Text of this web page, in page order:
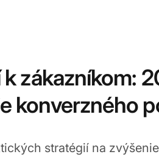
zákazníkom:
konverzného
stratégií na